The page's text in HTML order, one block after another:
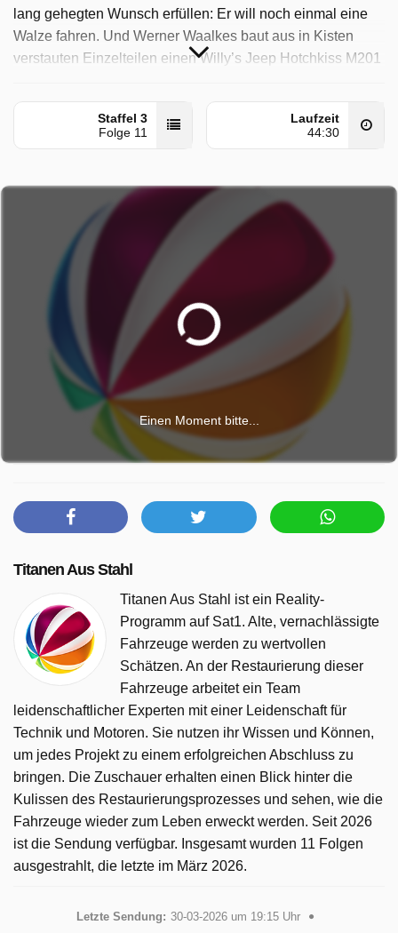
lang gehegten Wunsch erfüllen: Er will noch einmal eine
Walze fahren. Und Werner Waalkes baut aus in Kisten
verstauten Einzelteilen einen Willy’s Jeep Hotchkiss M201
Titanen Aus Stahl wurde auf Sat1 ausgestrahlt am Montag
30 März 2026, 18:15 Uhr.
Staffel 3
Folge 11
Laufzeit
44:30
Einen Moment bitte...
Titanen Aus Stahl
Titanen Aus Stahl ist ein Reality-
Programm auf Sat1. Alte, vernachlässigte
Fahrzeuge werden zu wertvollen
Schätzen. An der Restaurierung dieser
Fahrzeuge arbeitet ein Team
leidenschaftlicher Experten mit einer Leidenschaft für
Technik und Motoren. Sie nutzen ihr Wissen und Können,
um jedes Projekt zu einem erfolgreichen Abschluss zu
bringen. Die Zuschauer erhalten einen Blick hinter die
Kulissen des Restaurierungsprozesses und sehen, wie die
Fahrzeuge wieder zum Leben erweckt werden. Seit 2026
ist die Sendung verfügbar. Insgesamt wurden 11 Folgen
ausgestrahlt, die letzte im März 2026.
Letzte Sendung: 30-03-2026 um 19:15 Uhr